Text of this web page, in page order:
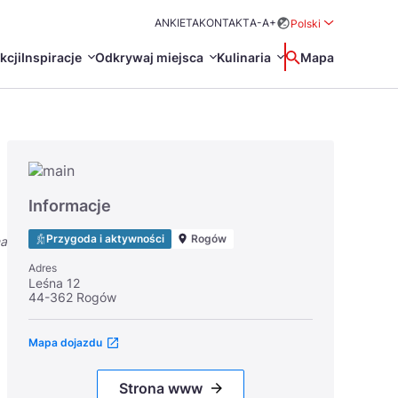
ANKIETAKONTAKTA-A+
Polski
Inspiracje
Certyfikaty POT
Odkrywaj miejsca Kulinaria
Restauracje Michelin
Wyszukaj
Mapa
Svenska
Informacje
Przygoda i aktywności Rogów
Adres
Leśna 12
44-362 Rogów
Mapa dojazdu
Strona www